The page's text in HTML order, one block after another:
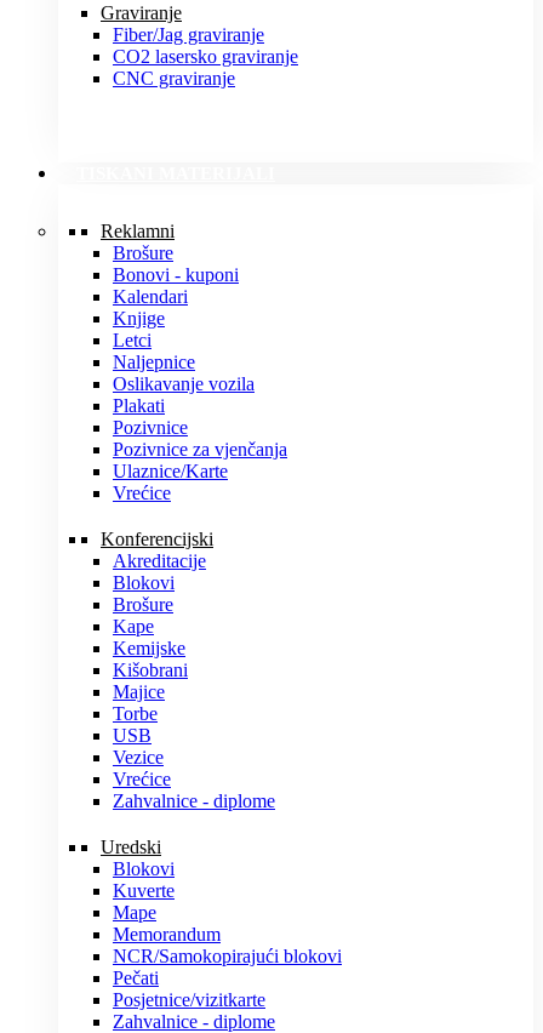
Graviranje
Fiber/Jag graviranje
CO2 lasersko graviranje
CNC graviranje
Reklamni
Brošure
Bonovi - kuponi
Kalendari
Knjige
Letci
Naljepnice
Oslikavanje vozila
Plakati
Pozivnice
Pozivnice za vjenčanja
Ulaznice/Karte
Vrećice
Konferencijski
Akreditacije
Blokovi
Brošure
Kape
Kemijske
Kišobrani
Majice
Torbe
USB
Vezice
Vrećice
Zahvalnice - diplome
Uredski
Blokovi
Kuverte
Mape
Memorandum
NCR/Samokopirajući blokovi
Pečati
Posjetnice/vizitkarte
Zahvalnice - diplome